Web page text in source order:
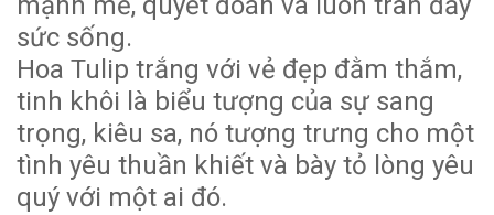
sức sống.
Hoa Tulip trắng với vẻ đẹp đằm thắm,
tinh khôi là biểu tượng của sự sang
trọng, kiêu sa, nó tượng trưng cho một
tình yêu thuần khiết và bày tỏ lòng yêu
quý với một ai đó.